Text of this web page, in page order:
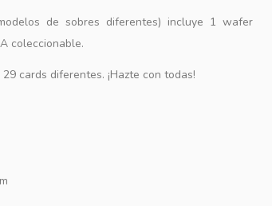
de sobres diferentes) incluye 1 wafer
coleccionable.
cards diferentes. ¡Hazte con todas!